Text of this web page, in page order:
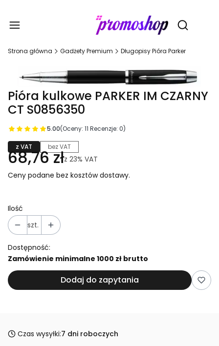
Otwórz
Strona główna Gadżety Premium Długopisy Pióra Parker
Pióra kulkowe PARKER IM CZARNY
CT S0856350
5.00(Oceny: 11 Recenzje: 0)
z VAT bez VAT
68,76 złz 23% VAT
Ceny podane bez kosztów dostawy.
Ilość
szt.
Dostępność:
Zamówienie minimalne 1000 zł brutto
Dodaj do zapytania
Czas wysyłki:7 dni roboczych